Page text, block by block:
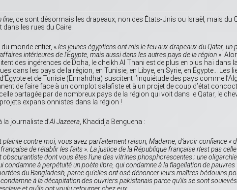
line, ce sont désormais les drapeaux, non des États-Unis ou Israël, mais du
dans les rues du Caire.
monde entier, «les jeunes égyptiens ont mis le feu aux drapeaux du Qatar, un
intérieures de l’Égypte, mais aussi dans les autres pays de la région ».
des ingérences de Doha, le cheikh Al Thani est de plus en plus haï dans
dans les pays de la région, en Tunisie, en Libye, en Syrie, en Égypte… Les
et de Tunisie (Ennahdha) suscitent l’inquiétude des pays comme
de faire face à un complot salafiste et à un projet de coup d’état
partagée par de nombreux pays de la région qui voit dans le Qatar, le
projets expansionnistes dans la région !
la journaliste d’Al Jazeera, Khadidja Benguena :
plainte contre moi, vous avez parfaitement raison, Madame, d’avoir confiance «
de rétablir les faits». La justice de la République française n’est pas
obscurantiste dont vous êtes l’une des vitrines phosphorescentes ; une
condamne à perpétuité un poète libre, qui condamne à la flagellation de
du Bangladesh, parce qu’elles ont osé dénoncer leurs maîtres bédouins
à la décapitation des ouvriers pakistanais parce qu’ils se sont